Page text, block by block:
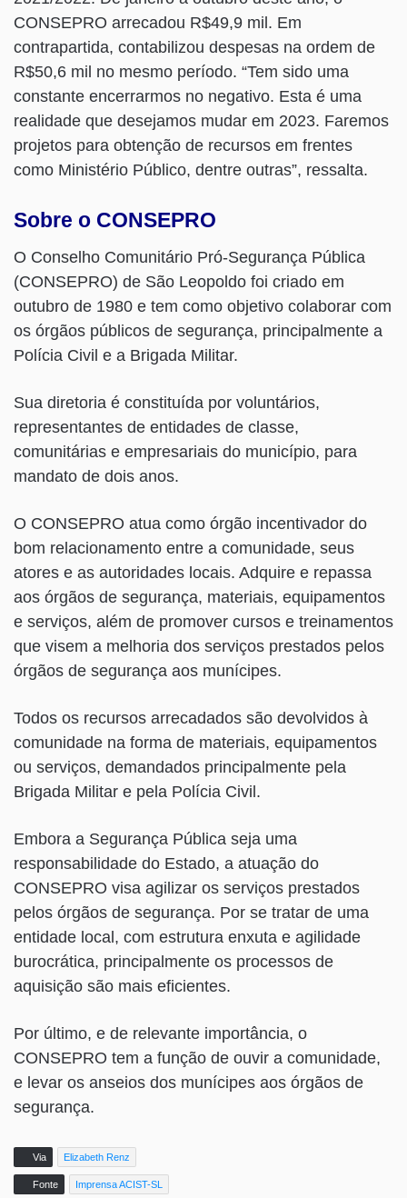
CONSEPRO arrecadou R$49,9 mil. Em
contrapartida, contabilizou despesas na ordem de
R$50,6 mil no mesmo período. “Tem sido uma
constante encerrarmos no negativo. Esta é uma
realidade que desejamos mudar em 2023. Faremos
projetos para obtenção de recursos em frentes
como Ministério Público, dentre outras”, ressalta.
Sobre o CONSEPRO
O Conselho Comunitário Pró-Segurança Pública
(CONSEPRO) de São Leopoldo foi criado em
outubro de 1980 e tem como objetivo colaborar com
os órgãos públicos de segurança, principalmente a
Polícia Civil e a Brigada Militar.
Sua diretoria é constituída por voluntários,
representantes de entidades de classe,
comunitárias e empresariais do município, para
mandato de dois anos.
O CONSEPRO atua como órgão incentivador do
bom relacionamento entre a comunidade, seus
atores e as autoridades locais. Adquire e repassa
aos órgãos de segurança, materiais, equipamentos
e serviços, além de promover cursos e treinamentos
que visem a melhoria dos serviços prestados pelos
órgãos de segurança aos munícipes.
Todos os recursos arrecadados são devolvidos à
comunidade na forma de materiais, equipamentos
ou serviços, demandados principalmente pela
Brigada Militar e pela Polícia Civil.
Embora a Segurança Pública seja uma
responsabilidade do Estado, a atuação do
CONSEPRO visa agilizar os serviços prestados
pelos órgãos de segurança. Por se tratar de uma
entidade local, com estrutura enxuta e agilidade
burocrática, principalmente os processos de
aquisição são mais eficientes.
Por último, e de relevante importância, o
CONSEPRO tem a função de ouvir a comunidade,
e levar os anseios dos munícipes aos órgãos de
segurança.
Via Elizabeth Renz
Fonte Imprensa ACIST-SL